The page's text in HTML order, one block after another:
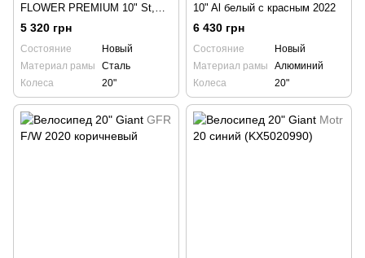
FLOWER PREMIUM 10" St,
темно-зеленый, с багажником
для куклы, с крылом 2022
5 320 грн
Состояние
Новый
Материал рамы
Сталь
Колеса
20"
10" Al белый с красным 2022
6 430 грн
Состояние
Новый
Материал рамы
Алюминий
Колеса
20"